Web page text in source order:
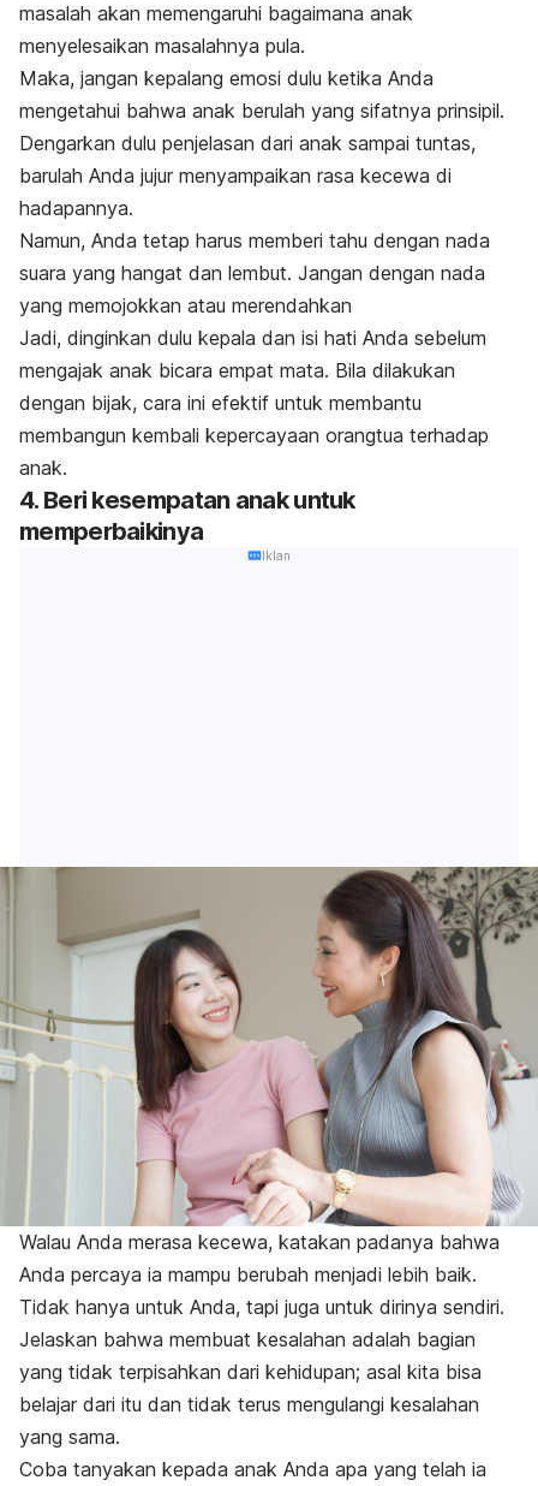
masalah akan memengaruhi bagaimana anak
menyelesaikan masalahnya pula.
Maka, jangan kepalang emosi dulu ketika Anda
mengetahui bahwa anak berulah yang sifatnya prinsipil.
Dengarkan dulu penjelasan dari anak sampai tuntas,
barulah Anda jujur menyampaikan rasa kecewa di
hadapannya.
Namun, Anda tetap harus memberi tahu dengan nada
suara yang hangat dan lembut. Jangan dengan nada
yang memojokkan atau merendahkan
Jadi, dinginkan dulu kepala dan isi hati Anda sebelum
mengajak anak bicara empat mata. Bila dilakukan
dengan bijak, cara ini efektif untuk membantu
membangun kembali kepercayaan orangtua terhadap
anak.
4. Beri kesempatan anak untuk
memperbaikinya
Iklan
Walau Anda merasa kecewa, katakan padanya bahwa
Anda percaya ia mampu berubah menjadi lebih baik.
Tidak hanya untuk Anda, tapi juga untuk dirinya sendiri.
Jelaskan bahwa membuat kesalahan adalah bagian
yang tidak terpisahkan dari kehidupan; asal kita bisa
belajar dari itu dan tidak terus mengulangi kesalahan
yang sama.
Coba tanyakan kepada anak Anda apa yang telah ia